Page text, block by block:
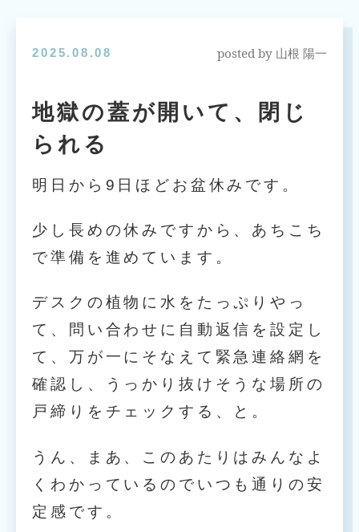
2025.08.08 posted by 山根 陽一
地獄の蓋が開いて、閉じ
られる
明日から9日ほどお盆休みです。
少し長めの休みですから、あちこち
で準備を進めています。
デスクの植物に水をたっぷりやっ
て、問い合わせに自動返信を設定し
て、万が一にそなえて緊急連絡網を
確認し、うっかり抜けそうな場所の
戸締りをチェックする、と。
うん、まあ、このあたりはみんなよ
くわかっているのでいつも通りの安
定感です。